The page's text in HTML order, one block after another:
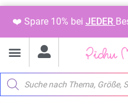
❤️ Spare 10% bei JEDER